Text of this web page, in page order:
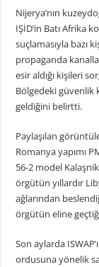
Nijerya’nın
IŞİD’in Batı Afrika
suçlamasıyla bazı
propaganda
esir aldığı kişileri
Bölgedeki güvenlik
geldiğini belirtti.
Paylaşılan
Romanya yapımı
56-2 model
örgütün yıllardır
ağlarından
örgütün eline
Son aylarda
ordusuna yönelik